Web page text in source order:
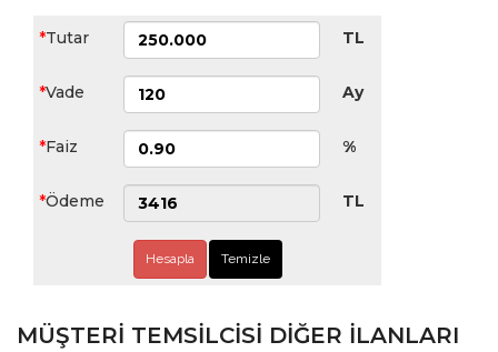
Tutar TL
Vade Ay
Faiz %
Ödeme TL
Hesapla Temizle
MÜŞTERI TEMSILCISI DIĞER İLANLARI